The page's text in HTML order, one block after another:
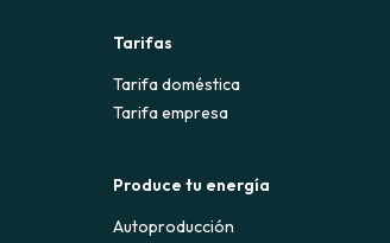
Tarifas
Tarifa doméstica
Tarifa empresa
Produce tu energía
Autoproducción